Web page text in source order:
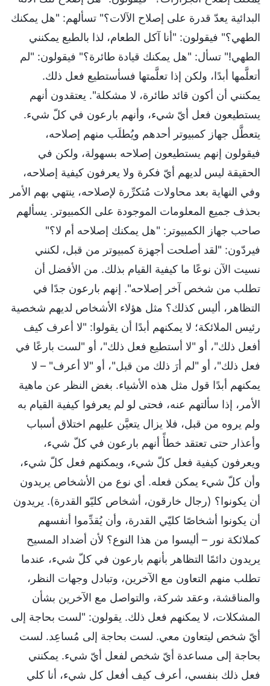
البدائية يعدّ قدرة على إصلاح الآلات؟" تسألهم: "هل يمكنك
الطهي؟" فيقولون: "أنا آكل الطعام، لذا بالطبع يمكنني
الطهي!" تسأل: "هل يمكنك قيادة طائرة؟" فيقولون: "لم
أتعلَّمها أبدًا، ولكن إذا تعلَّمتها فسأستطيع فعل ذلك.
يمكنني أن أكون قائد طائرة، لا مشكلة". يعتقدون أنهم
يستطيعون فعل أيّ شيء، وأنهم بارعون في كلّ شيء.
يتعطَّل جهاز كمبيوتر أحدهم ويُطلَب منهم إصلاحه،
فيقولون إنهم يستطيعون إصلاحه بسهولة، ولكن في
الحقيقة ليس لديهم أيّ فكرة ولا يعرفون كيفية إصلاحه،
وفي النهاية بعد محاولات مُتكرِّرة لإصلاحه، ينتهي بهم الأمر
بحذف جميع المعلومات الموجودة على الكمبيوتر. يسألهم
صاحب جهاز الكمبيوتر: "هل يمكنك إصلاحه أم لا؟"
فيردّون: "لقد أصلحت أجهزة كمبيوتر من قبل، لكنني
نسيت الآن نوعًا ما كيفية القيام بذلك. من الأفضل أن
تطلب من شخص آخر إصلاحه". إنهم بارعون جدًا في
التظاهر، أليس كذلك؟ مثل هؤلاء الأشخاص لديهم شخصية
رئيس الملائكة؛ لا يمكنهم أبدًا أن يقولوا: "لا أعرف كيف
أفعل ذلك"، أو "لا أستطيع فعل ذلك"، أو "لست بارعًا في
فعل ذلك"، أو "لم أرَ ذلك من قبل"، أو "لا أعرف" – لا
يمكنهم أبدًا قول مثل هذه الأشياء. بغض النظر عن ماهية
الأمر، إذا سألتهم عنه، فحتى لو لم يعرفوا كيفية القيام به
ولم يروه من قبل، فلا يزال يتعيَّن عليهم اختلاق أسباب
وأعذار حتى تعتقد خطأً أنهم بارعون في كلّ شيء،
ويعرفون كيفية فعل كلّ شيء، ويمكنهم فعل كلّ شيء،
وأن كلّ شيء يمكن فعله. أي نوع من الأشخاص يريدون
أن يكونوا؟ (رجال خارقون، أشخاص كليّو القدرة). يريدون
أن يكونوا أشخاصًا كليّي القدرة، وأن يُقدِّموا أنفسهم
كملائكة نور – أليسوا من هذا النوع؟ لأن أضداد المسيح
يريدون دائمًا التظاهر بأنهم بارعون في كلّ شيء، عندما
تطلب منهم التعاون مع الآخرين، وتبادل وجهات النظر،
والمناقشة، وعقد شركة، والتواصل مع الآخرين بشأن
المشكلات، لا يمكنهم فعل ذلك. يقولون: "لست بحاجة إلى
أيّ شخص ليتعاون معي. لست بحاجة إلى مُساعِد. لست
بحاجة إلى مساعدة أيّ شخص لفعل أيّ شيء. يمكنني
فعل ذلك بنفسي، أعرف كيف أفعل كل شيء، أنا كلي